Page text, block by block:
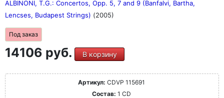
ALBINONI, T.G.: Concertos, Opp. 5, 7 and 9 (Banfalvi, Bartha,
Lencses, Budapest Strings) (2005)
Под заказ
14106 руб. В корзину
Артикул: CDVP 115691
Состав: 1 CD